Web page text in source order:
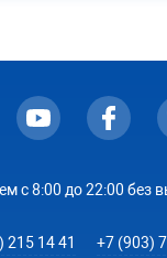
с 8:00 до 22:00 без
215 14 41 +7 (903)